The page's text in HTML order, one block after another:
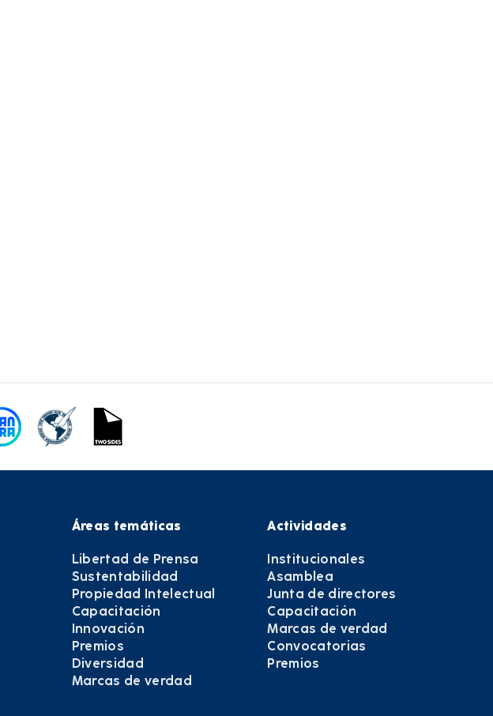
Áreas temáticas
Libertad de Prensa
Sustentabilidad
Propiedad Intelectual
Capacitación
Innovación
Premios
Diversidad
Marcas de verdad
Actividades
Institucionales
Asamblea
Junta de directores
Capacitación
Marcas de verdad
Convocatorias
Premios